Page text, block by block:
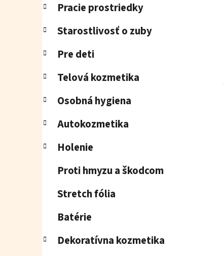
Pracie prostriedky
Starostlivosť o zuby
Pre deti
Telová kozmetika
Osobná hygiena
Autokozmetika
Holenie
Proti hmyzu a škodcom
Stretch fólia
Batérie
Dekoratívna kozmetika